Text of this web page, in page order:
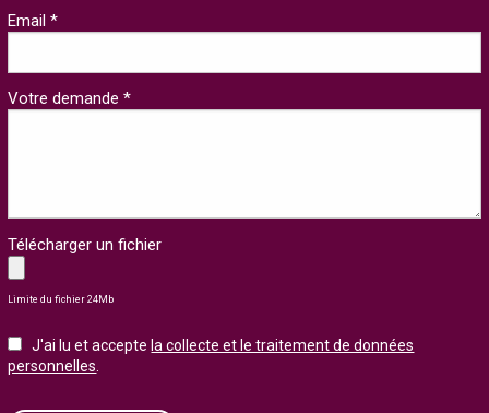
Email *
Votre demande *
Télécharger un fichier
Limite du fichier 24Mb
J'ai lu et accepte la collecte et le traitement de données
personnelles.